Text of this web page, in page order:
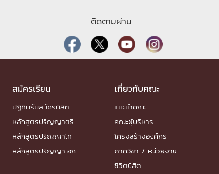
ติดตามผ่าน
สมัครเรียน
ปฏิทินรับสมัครนิสิต
หลักสูตรปริญญาตรี
หลักสูตรปริญญาโท
หลักสูตรปริญญาเอก
เกี่ยวกับคณะ
แนะนำคณะ
คณะผู้บริหาร
โครงสร้างองค์กร
ภาควิชา / หน่วยงาน
ชีวิตนิสิต